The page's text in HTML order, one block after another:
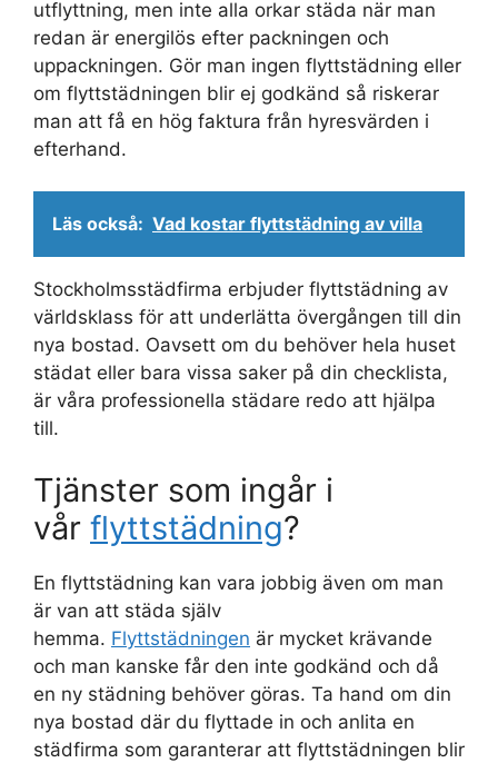
utflyttning, men inte alla orkar städa när man
redan är energilös efter packningen och
uppackningen. Gör man ingen flyttstädning eller
om flyttstädningen blir ej godkänd så riskerar
man att få en hög faktura från hyresvärden i
efterhand.
Läs också: Vad kostar flyttstädning av villa
Stockholmsstädfirma erbjuder flyttstädning av
världsklass för att underlätta övergången till din
nya bostad. Oavsett om du behöver hela huset
städat eller bara vissa saker på din checklista,
är våra professionella städare redo att hjälpa
till.
Tjänster som ingår i
vår flyttstädning?
En flyttstädning kan vara jobbig även om man
är van att städa själv
hemma. Flyttstädningen är mycket krävande
och man kanske får den inte godkänd och då
en ny städning behöver göras. Ta hand om din
nya bostad där du flyttade in och anlita en
städfirma som garanterar att flyttstädningen blir